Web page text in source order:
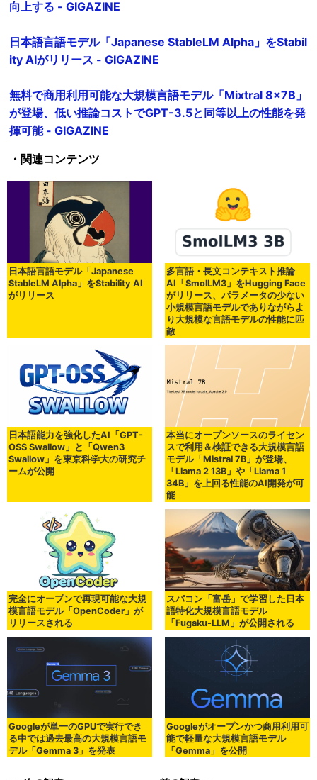
向上する - GIGAZINE
日本語言語モデル「Japanese StableLM Alpha」をStabil
ity AIがリリース - GIGAZINE
無料で商用利用可能な大規模言語モデル「Mixtral 8x7B」
が登場、低い推論コストでGPT-3.5と同等以上の性能を発
揮可能 - GIGAZINE
・関連コンテンツ
日本語言語モデル「Japanese
StableLM Alpha」をStability AI
がリリース
多言語・長文コンテキスト推論
AI「SmolLM3」をHugging Face
がリリース、パラメータの少ない
小規模言語モデルでありながらよ
り大規模な言語モデルの性能に匹
敵
日本語能力を強化したAI「GPT-
OSS Swallow」と「Qwen3
Swallow」を東京科学大の研究チ
ームが公開
本当にオープンソースのライセン
スで利用＆検証できる大規模言語
モデル「Mistral 7B」が登場、
「Llama 2 13B」や「Llama 1
34B」を上回る性能のAI開発が可
能
完全にオープンで再現可能な大規
模言語モデル「OpenCoder」が
リリースされる
スパコン「富岳」で学習した日本
語特化大規模言語モデル
「Fugaku-LLM」が公開される
Googleが単一のGPUで実行でき
る中では過去最高の大規模言語モ
デル「Gemma 3」を発表
Googleがオープンかつ商用利用可
能で軽量な大規模言語モデル
「Gemma」を公開